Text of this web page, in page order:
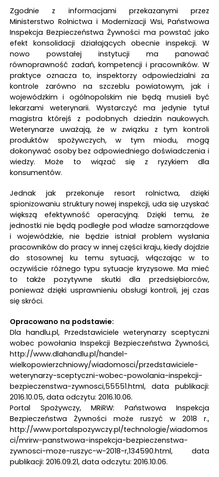
Zgodnie z informacjami przekazanymi przez
Ministerstwo Rolnictwa i Modernizacji Wsi, Państwowa
Inspekcja Bezpieczeństwa Żywności ma powstać jako
efekt konsolidacji działających obecnie inspekcji. W
nowo powstałej instytucji ma panować
równoprawność zadań, kompetencji i pracowników. W
praktyce oznacza to, inspektorzy odpowiedzialni za
kontrole zarówno na szczeblu powiatowym, jak i
wojewódzkim i ogólnopolskim nie będą musieli być
lekarzami weterynarii. Wystarczyć ma jedynie tytuł
magistra którejś z podobnych dziedzin naukowych.
Weterynarze uważają, że w związku z tym kontroli
produktów spożywczych, w tym miodu, mogą
dokonywać osoby bez odpowiedniego doświadczenia i
wiedzy. Może to wiązać się z ryzykiem dla
konsumentów.
Jednak jak przekonuje resort rolnictwa, dzięki
spionizowaniu struktury nowej inspekcji, uda się uzyskać
większą efektywność operacyjną. Dzięki temu, że
jednostki nie będą podległe pod władze samorządowe
i wojewódzkie, nie będzie istniał problem wysłania
pracowników do pracy w innej części kraju, kiedy dojdzie
do stosownej ku temu sytuacji, włączając w to
oczywiście różnego typu sytuacje kryzysowe. Ma mieć
to także pozytywne skutki dla przedsiębiorców,
ponieważ dzięki usprawnieniu obsługi kontroli, jej czas
się skróci.
Opracowano na podstawie:
Dla handlu.pl, Przedstawiciele weterynarzy sceptyczni
wobec powołania Inspekcji Bezpieczeństwa Żywności,
http://www.dlahandlu.pl/handel-
wielkopowierzchniowy/wiadomosci/przedstawiciele-
weterynarzy-sceptyczni-wobec-powolania-inspekcji-
bezpieczenstwa-zywnosci,55551.html, data publikacji:
2016.10.05, data odczytu: 2016.10.06.
Portal Spożywczy, MRiRW: Państwowa Inspekcja
Bezpieczeństwa Żywności może ruszyć w 2018 r.,
http://www.portalspozywczy.pl/technologie/wiadomos
ci/mrirw-panstwowa-inspekcja-bezpieczenstwa-
zywnosci-moze-ruszyc-w-2018-r,134590.html, data
publikacji: 2016.09.21, data odczytu: 2016.10.06.